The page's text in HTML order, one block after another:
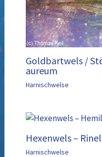
Goldbartwels /
aureum
Harnischwelse
Hexenwels –
Harnischwelse